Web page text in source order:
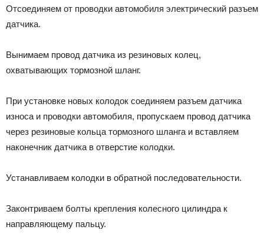
Отсоединяем от проводки автомобиля электрический разъем
датчика.
Вынимаем провод датчика из резиновых колец,
охватывающих тормозной шланг.
При установке новых колодок соединяем разъем датчика
износа и проводки автомобиля, пропускаем провод датчика
через резиновые кольца тормозного шланга и вставляем
наконечник датчика в отверстие колодки.
Устанавливаем колодки в обратной последовательности.
Законтриваем болты крепления колесного цилиндра к
направляющему пальцу.